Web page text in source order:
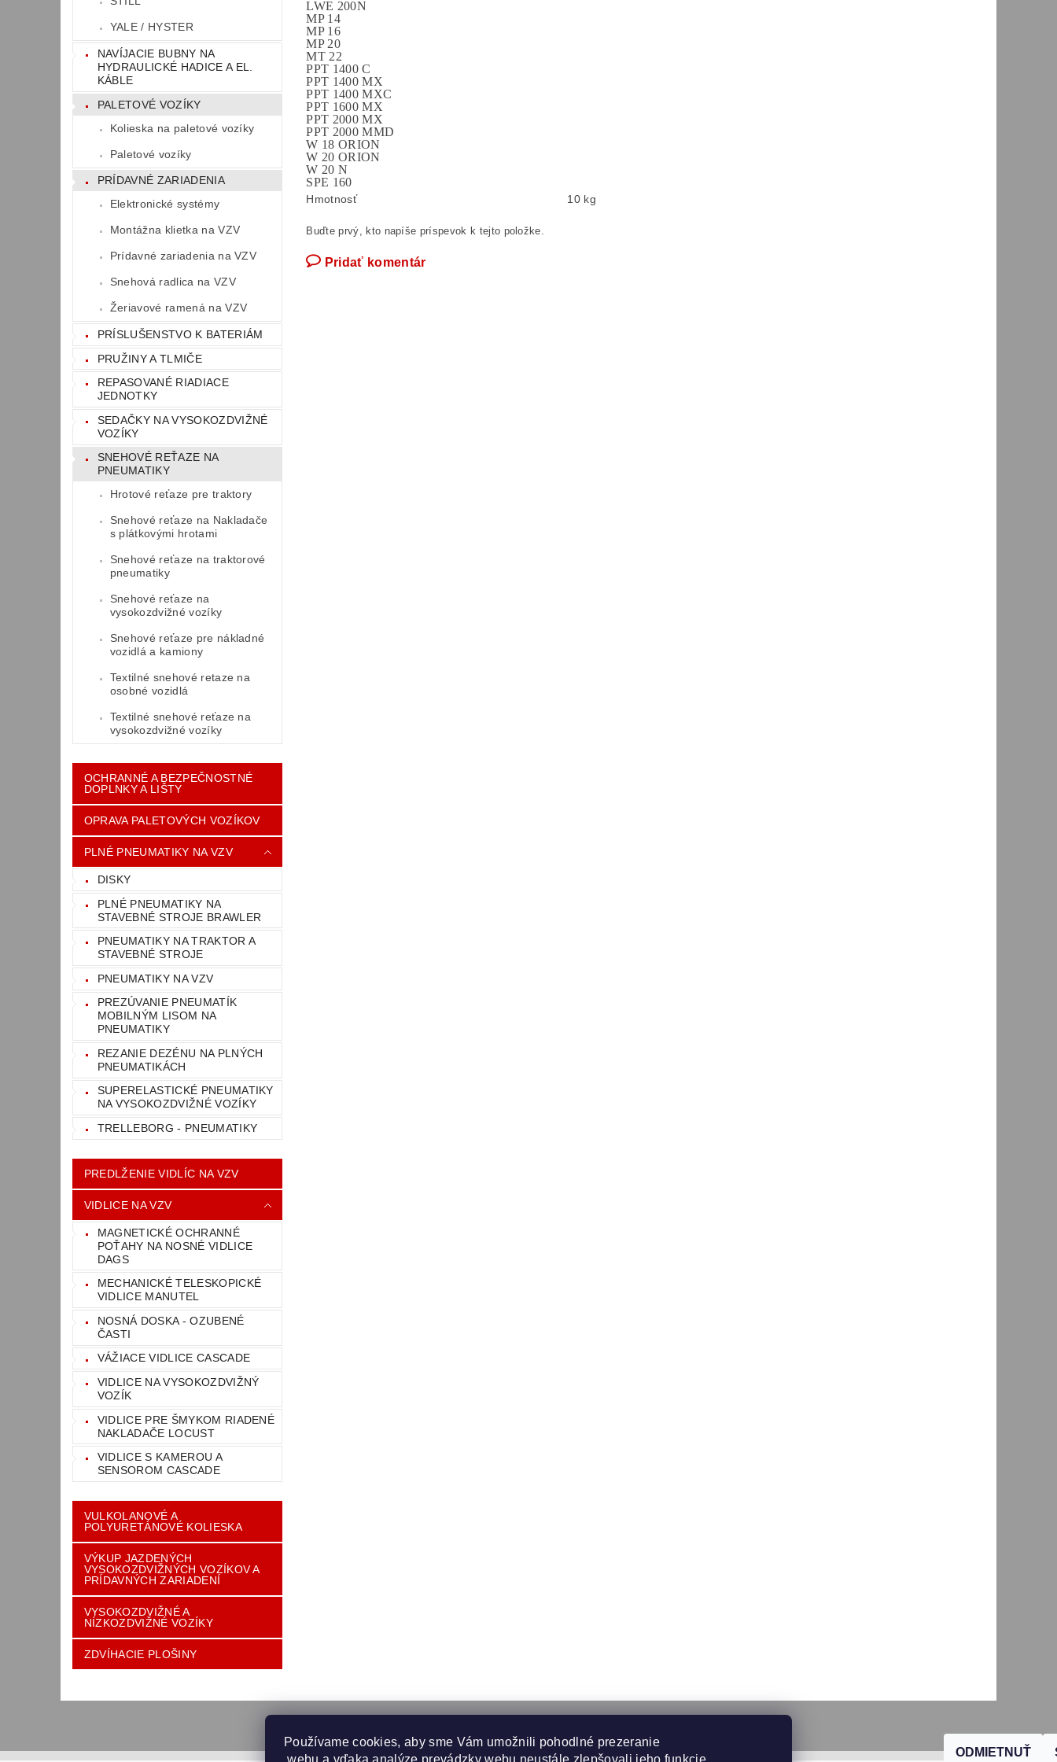
YALE / HYSTER
NAVÍJACIE BUBNY NA
HYDRAULICKÉ HADICE A EL.
KÁBLE
PALETOVÉ VOZÍKY
Kolieska na paletové vozíky
Paletové vozíky
PRÍDAVNÉ ZARIADENIA
Elektronické systémy
Montážna klietka na VZV
Prídavné zariadenia na VZV
Snehová radlica na VZV
Žeriavové ramená na VZV
PRÍSLUŠENSTVO K BATERIÁM
PRUŽINY A TLMIČE
REPASOVANÉ RIADIACE
JEDNOTKY
SEDAČKY NA VYSOKOZDVIŽNÉ
VOZÍKY
SNEHOVÉ REŤAZE NA
PNEUMATIKY
Hrotové reťaze pre traktory
Snehové reťaze na Nakladače
s plátkovými hrotami
Snehové reťaze na traktorové
pneumatiky
Snehové reťaze na
vysokozdvižné vozíky
Snehové reťaze pre nákladné
vozidlá a kamiony
Textilné snehové retaze na
osobné vozidlá
Textilné snehové reťaze na
vysokozdvižné vozíky
OCHRANNÉ A BEZPEČNOSTNÉ
DOPLNKY A LIŠTY
OPRAVA PALETOVÝCH VOZÍKOV
PLNÉ PNEUMATIKY NA VZV
DISKY
PLNÉ PNEUMATIKY NA
STAVEBNÉ STROJE BRAWLER
PNEUMATIKY NA TRAKTOR A
STAVEBNÉ STROJE
PNEUMATIKY NA VZV
PREZÚVANIE PNEUMATÍK
MOBILNÝM LISOM NA
PNEUMATIKY
REZANIE DEZÉNU NA PLNÝCH
PNEUMATIKÁCH
SUPERELASTICKÉ PNEUMATIKY
NA VYSOKOZDVIŽNÉ VOZÍKY
TRELLEBORG - PNEUMATIKY
PREDLŽENIE VIDLÍC NA VZV
VIDLICE NA VZV
MAGNETICKÉ OCHRANNÉ
POŤAHY NA NOSNÉ VIDLICE
DAGS
MECHANICKÉ TELESKOPICKÉ
VIDLICE MANUTEL
NOSNÁ DOSKA - OZUBENÉ
ČASTI
VÁŽIACE VIDLICE CASCADE
VIDLICE NA VYSOKOZDVIŽNÝ
VOZÍK
VIDLICE PRE ŠMYKOM RIADENÉ
NAKLADAČE LOCUST
VIDLICE S KAMEROU A
SENSOROM CASCADE
VULKOLANOVÉ A
POLYURETÁNOVÉ KOLIESKA
VÝKUP JAZDENÝCH
VYSOKOZDVIŽNÝCH VOZÍKOV A
PRÍDAVNÝCH ZARIADENÍ
VYSOKOZDVIŽNÉ A
NÍZKOZDVIŽNÉ VOZÍKY
ZDVÍHACIE PLOŠINY
LWE 200N
MP 14
MP 16
MP 20
MT 22
PPT 1400 C
PPT 1400 MX
PPT 1400 MXC
PPT 1600 MX
PPT 2000 MX
PPT 2000 MMD
W 18 ORION
W 20 ORION
W 20 N
SPE 160
Hmotnosť 10 kg
Buďte prvý, kto napíše príspevok k tejto položke.
Pridať komentár
Používame cookies, aby sme Vám umožnili pohodlné prezeranie
webu a vďaka analýze prevádzky webu neustále zlepšovali jeho funkcie,
ODMIETNUŤ